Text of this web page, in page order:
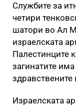
Службите за
четири
шатори во Ал
израелската
Палестинците
загинатите
здравствените
Израелската